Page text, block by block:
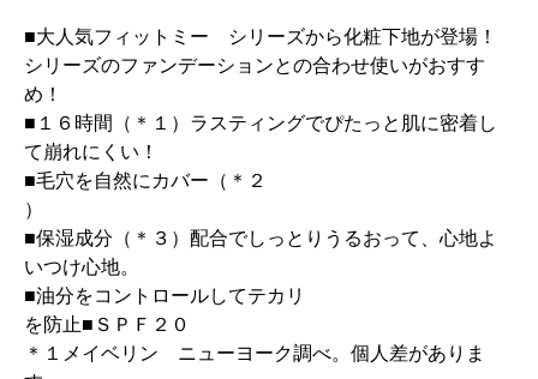
■大人気フィットミー シリーズから化粧下地が登場！
シリーズのファンデーションとの合わせ使いがおすす
め！
■１６時間（＊１）ラスティングでぴたっと肌に密着し
て崩れにくい！
■毛穴を自然にカバー（＊２
）
■保湿成分（＊３）配合でしっとりうるおって、心地よ
いつけ心地。
■油分をコントロールしてテカリ
を防止■ＳＰＦ２０
＊１メイベリン ニューヨーク調べ。個人差がありま